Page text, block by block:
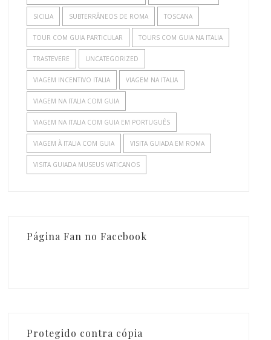
SICILIA SUBTERRÂNEOS DE ROMA TOSCANA
TOUR COM GUIA PARTICULAR TOURS COM GUIA NA ITALIA
TRASTEVERE UNCATEGORIZED
VIAGEM INCENTIVO ITALIA VIAGEM NA ITALIA
VIAGEM NA ITALIA COM GUIA
VIAGEM NA ITALIA COM GUIA EM PORTUGUÊS
VIAGEM À ITALIA COM GUIA VISITA GUIADA EM ROMA
VISITA GUIADA MUSEUS VATICANOS
Página Fan no Facebook
Protegido contra cópia